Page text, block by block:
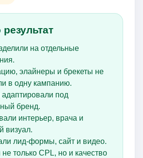
на отдельные
элайнеры и брекеты не
в одну кампанию.
под
бренд.
интерьер, врача и
визуал.
лид-формы, сайт и видео.
только CPL, но и качество